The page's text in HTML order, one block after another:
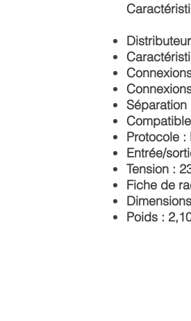
Protocole :
Entrée/
Tension :
Fiche de
Poids :